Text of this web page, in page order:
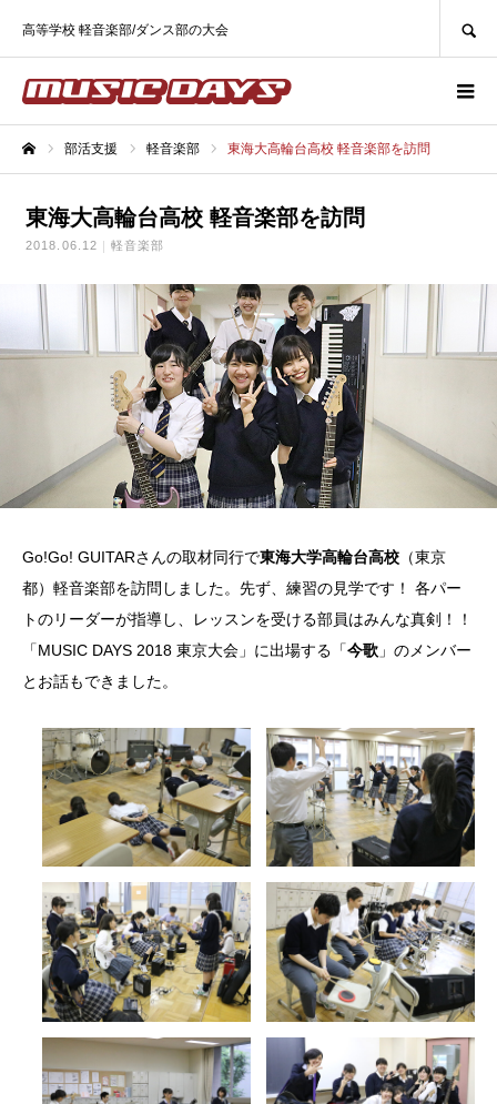
高等学校 軽音楽部/ダンス部の大会
部活支援 軽音楽部 東海大高輪台高校 軽音楽部を訪問
東海大高輪台高校 軽音楽部を訪問
2018.06.12 軽音楽部
Go!Go! GUITARさんの取材同行で東海大学高輪台高校 （東京
都）軽音楽部を訪問しました。先ず、練習の見学です！ 各パー
トのリーダーが指導し、レッスンを受ける部員はみんな真剣！！
「MUSIC DAYS 2018 東京大会」に出場する「今歌 」のメンバー
とお話もできました。